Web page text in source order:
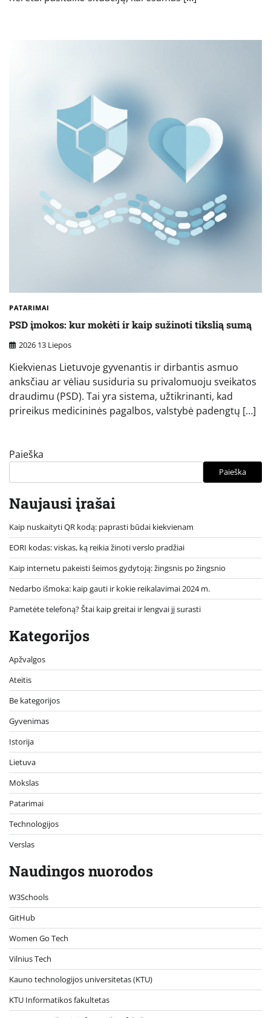
PATARIMAI
PSD įmokos: kur mokėti ir kaip sužinoti tikslią sumą
2026 13 Liepos
Kiekvienas Lietuvoje gyvenantis ir dirbantis asmuo
anksčiau ar vėliau susiduria su privalomuoju sveikatos
draudimu (PSD). Tai yra sistema, užtikrinanti, kad
prireikus medicininės pagalbos, valstybė padengtų […]
Paieška
Paieška
Naujausi įrašai
Kaip nuskaityti QR kodą: paprasti būdai kiekvienam
EORI kodas: viskas, ką reikia žinoti verslo pradžiai
Kaip internetu pakeisti šeimos gydytoją: žingsnis po žingsnio
Nedarbo išmoka: kaip gauti ir kokie reikalavimai 2024 m.
Pametėte telefoną? Štai kaip greitai ir lengvai jį surasti
Kategorijos
Apžvalgos
Ateitis
Be kategorijos
Gyvenimas
Istorija
Lietuva
Mokslas
Patarimai
Technologijos
Verslas
Naudingos nuorodos
W3Schools
GitHub
Women Go Tech
Vilnius Tech
Kauno technologijos universitetas (KTU)
KTU Informatikos fakultetas